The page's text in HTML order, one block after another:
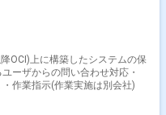
OCI)上に構築したシステムの保
ーザからの問い合わせ対応・
作業指示(作業実施は別会社)